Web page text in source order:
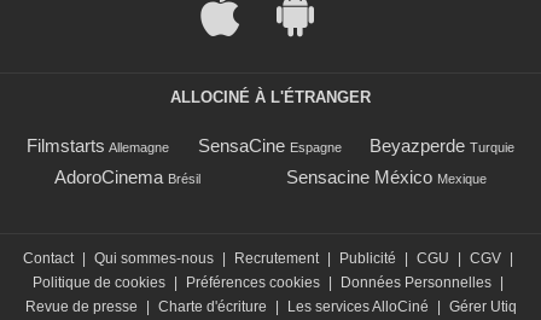
ALLOCINÉ À L'ÉTRANGER
Filmstarts Allemagne SensaCine Espagne Beyazperde Turquie
AdoroCinema Brésil Sensacine México Mexique
Contact | Qui sommes-nous | Recrutement | Publicité | CGU | CGV |
Politique de cookies | Préférences cookies | Données Personnelles |
Revue de presse
| Charte d'écriture | Les services AlloCiné | Gérer Utiq